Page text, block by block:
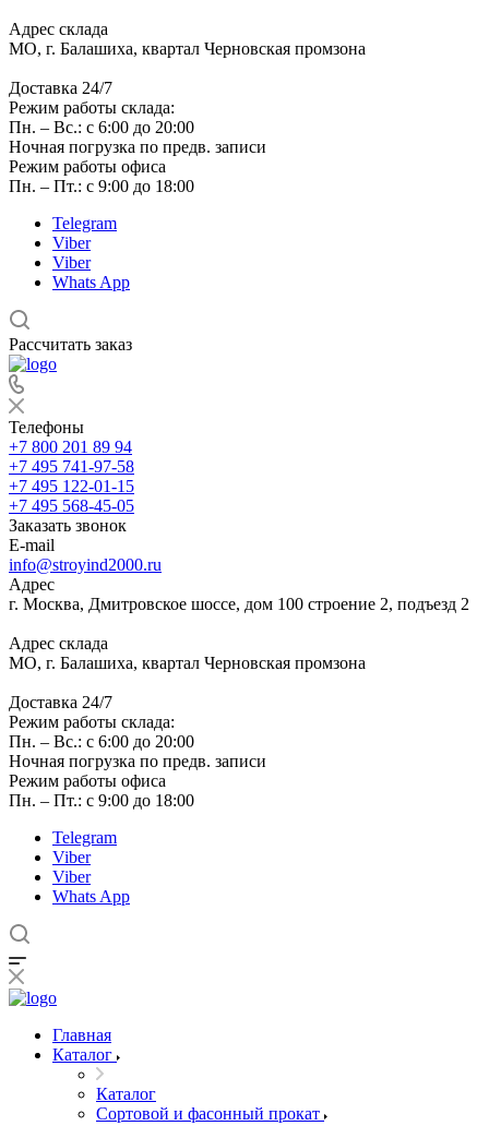
Адрес склада
МО, г. Балашиха, квартал Черновская промзона
Доставка 24/7
Режим работы склада:
Пн. – Вс.: с 6:00 до 20:00
Ночная погрузка по предв. записи
Режим работы офиса
Пн. – Пт.: с 9:00 до 18:00
Telegram
Viber
Viber
Whats App
Рассчитать заказ
Телефоны
+7 800 201 89 94
+7 495 741-97-58
+7 495 122-01-15
+7 495 568-45-05
Заказать звонок
E-mail
info@stroyind2000.ru
Адрес
г. Москва, Дмитровское шоссе, дом 100 строение 2, подъезд 2
Адрес склада
МО, г. Балашиха, квартал Черновская промзона
Доставка 24/7
Режим работы склада:
Пн. – Вс.: с 6:00 до 20:00
Ночная погрузка по предв. записи
Режим работы офиса
Пн. – Пт.: с 9:00 до 18:00
Telegram
Viber
Viber
Whats App
Главная
Каталог
Каталог
Сортовой и фасонный прокат